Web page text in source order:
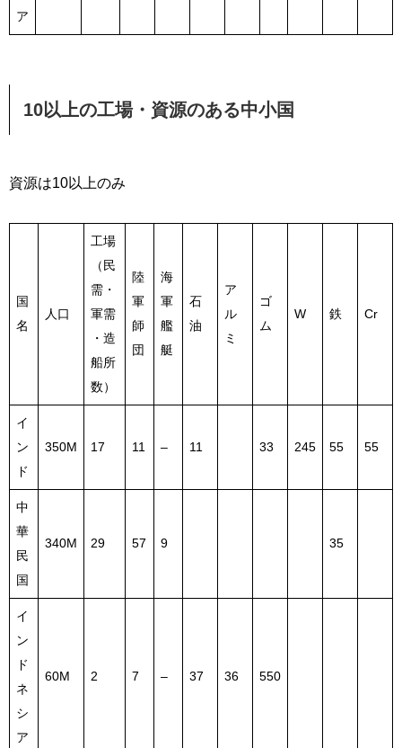
ア
10以上の工場・資源のある中小国
資源は10以上のみ
国
名
人口
工場
（民
需・
軍需
・造
船所
数）
陸
軍
師
団
海
軍
艦
艇
石
油
ア
ル
ミ
ゴ
ム
W 鉄 Cr
イ
ン
ド
350M 17 11 – 11 33 245 55 55
中
華
民
国
340M 29 57 9 35
イ
ン
ド
ネ
シ
ア
60M 2 7 – 37 36 550